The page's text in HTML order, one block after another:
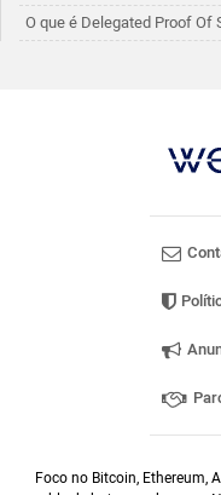
O que é Delegated Proof Of
Foco no Bitcoin, Ethereum,